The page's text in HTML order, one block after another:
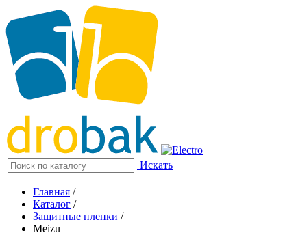
Искать
Главная /
Каталог /
Защитные пленки /
Meizu